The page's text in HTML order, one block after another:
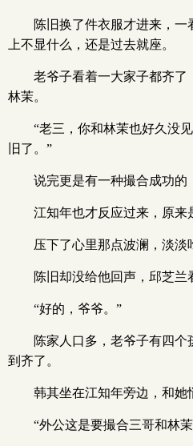
陈旧换了件衣服才进来，
上不显什么，还是过去就座。
老爷子看着一大家子都齐了
林茉。
“老三，你和林茉也好久没
旧了。”
说完更是有一种撮合成功的
江知年也才反应过来，原来
压下了心里那点波澜，淡淡
陈旧却没给他回声，邱芝兰
“好的，爷爷。”
陈家人口多，老爷子有四
到齐了。
韩其坐在江知年旁边，和她
“外公这是要撮合三哥和林